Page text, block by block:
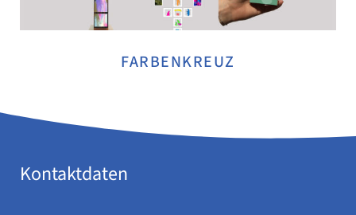
FARBENKREUZ
Kontaktdaten